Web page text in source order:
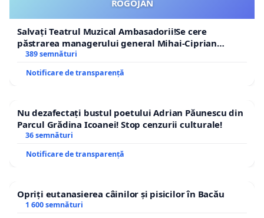
ROGOJAN
Salvați Teatrul Muzical Ambasadorii!Se cere
păstrarea managerului general Mihai-Ciprian
ROGOJAN
389 semnături
Notificare de transparență
Nu dezafectați bustul poetului Adrian Păunescu din
Parcul Grădina Icoanei! Stop cenzurii culturale!
36 semnături
Notificare de transparență
Opriți eutanasierea câinilor și pisicilor în Bacău
1 600 semnături